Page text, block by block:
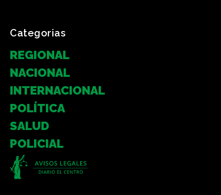
Categorias
REGIONAL
NACIONAL
INTERNACIONAL
POLÍTICA
SALUD
POLICIAL